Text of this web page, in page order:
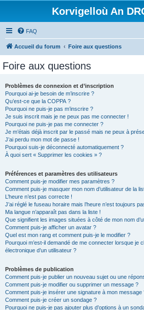
Korvigelloù An
FAQ
Accueil du forum Foire aux questions
Foire aux questions
Problèmes de connexion et d’inscription
Pourquoi ai-je besoin de m’inscrire ?
Qu’est-ce que la COPPA ?
Pourquoi ne puis-je pas m’inscrire ?
Je suis inscrit mais je ne peux pas me connecter !
Pourquoi ne puis-je pas me connecter ?
Je m’étais déjà inscrit par le passé mais ne peux à
J’ai perdu mon mot de passe !
Pourquoi suis-je déconnecté automatiquement ?
À quoi sert « Supprimer les cookies » ?
Préférences et paramètres des utilisateurs
Comment puis-je modifier mes paramètres ?
Comment puis-je masquer mon nom d’utilisateur de la
L’heure n’est pas correcte !
J’ai réglé le fuseau horaire mais l’heure n’est toujours
Ma langue n’apparaît pas dans la liste !
Que signifient les images situées à côté de mon nom
Comment puis-je afficher un avatar ?
Quel est mon rang et comment puis-je le modifier ?
Pourquoi m’est-il demandé de me connecter lorsque je
électronique d’un utilisateur ?
Problèmes de publication
Comment puis-je publier un nouveau sujet ou une
Comment puis-je modifier ou supprimer un message ?
Comment puis-je insérer une signature à mon message
Comment puis-je créer un sondage ?
Pourquoi ne puis-je pas ajouter plus d’options à un